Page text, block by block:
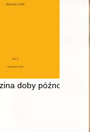
lat 1832-1871
doby